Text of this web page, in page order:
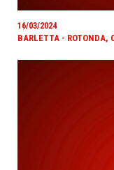
16/03/2024
BARLETTA - ROTONDA,